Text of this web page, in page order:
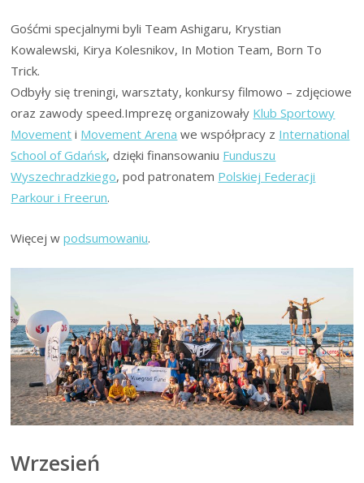
Gośćmi specjalnymi byli Team Ashigaru, Krystian
Kowalewski, Kirya Kolesnikov, In Motion Team, Born To
Trick.
Odbyły się treningi, warsztaty, konkursy filmowo – zdjęciowe
oraz zawody speed.Imprezę organizowały Klub Sportowy
Movement i Movement Arena we współpracy z International
School of Gdańsk, dzięki finansowaniu Funduszu
Wyszechradzkiego, pod patronatem Polskiej Federacji
Parkour i Freerun.
Więcej wpodsumowaniu.
Wrzesień